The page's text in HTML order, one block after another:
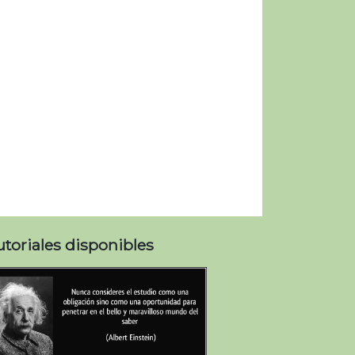
disponibles